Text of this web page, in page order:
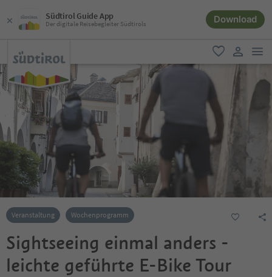
Südtirol Guide App
Der digitale Reisebegleiter Südtirols Download
favorit
user link
Veranstaltung Wochenprogramm
Sightseeing einmal anders -
leichte geführte E-Bike Tour